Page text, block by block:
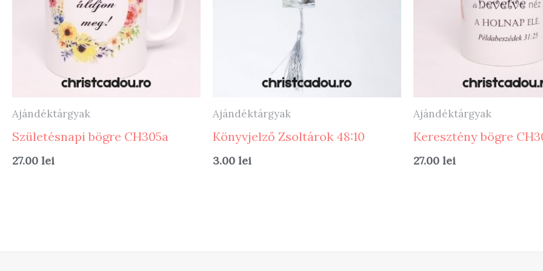
Ajándéktárgyak
Születésnapi bögre CH305a
27.00 lei
Ajándéktárgyak
Könyvjelző Zsoltárok 48:10
3.00 lei
Ajándéktárgyak
Keresztény bögre
27.00 lei